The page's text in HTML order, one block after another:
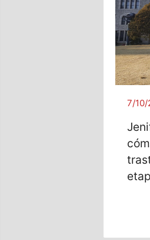
7/